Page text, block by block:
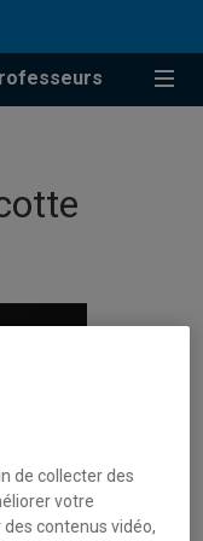
de collecter des
votre
contenus vidéo,